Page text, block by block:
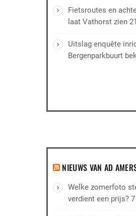
Fietsroutes en
laat Vathorst zien
Uitslag enquête
Bergenparkbuurt
NIEUWS VAN AD
Welke zomerfoto
verdient een prijs?